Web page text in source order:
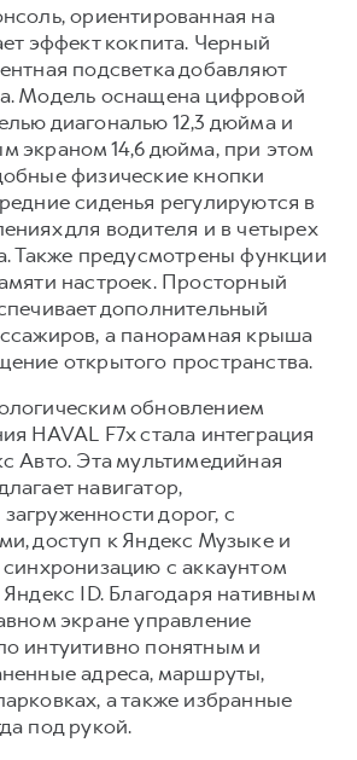
ориентированная на
эффект кокпита. Черный
подсветка добавляют
Модель оснащена цифровой
диагональю 12,3 дюйма и
экраном 14,6 дюйма, при этом
физические кнопки
сиденья регулируются в
для водителя и в четырех
Также предусмотрены функции
настроек. Просторный
дополнительный
а панорамная крыша
открытого пространства.
обновлением
HAVAL F7x стала интеграция
Авто. Эта мультимедийная
навигатор,
дорог, с
доступ к Яндекс Музыке и
с аккаунтом
ID. Благодаря нативным
экране управление
интуитивно понятным и
адреса, маршруты,
а также избранные
под рукой.